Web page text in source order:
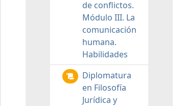
de conflictos.
Módulo III. La
comunicación
humana.
Habilidades
Diplomatura
en Filosofía
Jurídica y